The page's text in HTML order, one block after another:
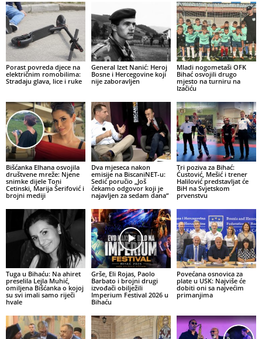
Porast povreda djece na
električnim romobilima:
Stradaju glava, lice i ruke
General Izet Nanić: Heroj
Bosne i Hercegovine koji
nije zaboravljen
Mladi nogometaši OFK
Bihać osvojili drugo
mjesto na turniru na
Izačiću
Bišćanka Elhana osvojila
društvene mreže: Njene
snimke dijele Toni
Cetinski, Marija Šerifović i
brojni mediji
Dva mjeseca nakon
emisije na BiscaniNET-u:
Sedić poručio „Još
čekamo odgovor koji je
najavljen za sedam dana“
Tri poziva za Bihać:
Ćustović, Mešić i trener
Halilović predstavljat će
BiH na Svjetskom
prvenstvu
Tuga u Bihaću: Na ahiret
preselila Lejla Muhić,
omiljena Bišćanka o kojoj
su svi imali samo riječi
hvale
Grše, Eli Rojas, Paolo
Barbato i brojni drugi
izvođači obilježili
Imperium Festival 2026 u
Bihaću
Povećana osnovica za
plate u USK: Najviše će
dobiti oni sa najvećim
primanjima